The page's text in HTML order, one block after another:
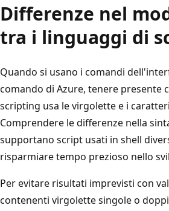
Differenze nel
tra i linguaggi di
Quando si usano i comandi
comando di Azure, tenere presente
scripting usa le virgolette e i
Comprendere le differenze nella
supportano script usati in shell
risparmiare tempo prezioso nello
Per evitare risultati imprevisti con
contenenti virgolette singole o